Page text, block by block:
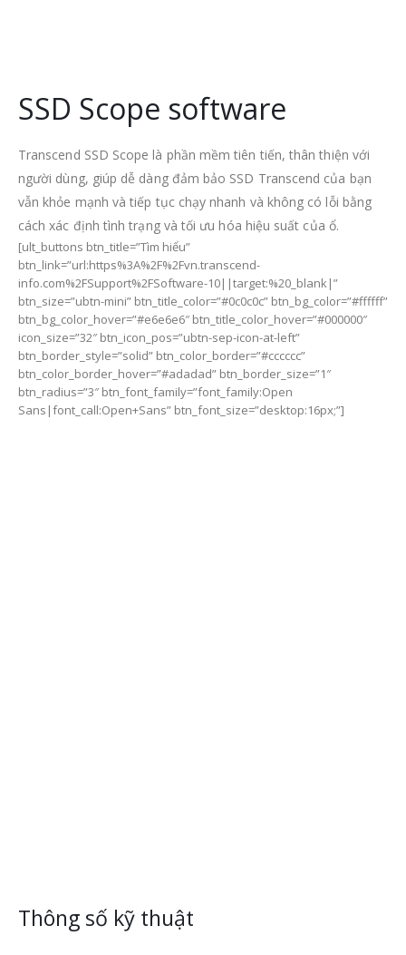
SSD Scope software
Transcend SSD Scope là phần mềm tiên tiến, thân thiện với
người dùng, giúp dễ dàng đảm bảo SSD Transcend của bạn
vẫn khỏe mạnh và tiếp tục chạy nhanh và không có lỗi bằng
cách xác định tình trạng và tối ưu hóa hiệu suất của ổ.
[ult_buttons btn_title=”Tìm hiểu”
btn_link=”url:https%3A%2F%2Fvn.transcend-
info.com%2FSupport%2FSoftware-10||target:%20_blank|”
btn_size=”ubtn-mini” btn_title_color=”#0c0c0c” btn_bg_color=”#ffffff”
btn_bg_color_hover=”#e6e6e6″ btn_title_color_hover=”#000000″
icon_size=”32″ btn_icon_pos=”ubtn-sep-icon-at-left”
btn_border_style=”solid” btn_color_border=”#cccccc”
btn_color_border_hover=”#adadad” btn_border_size=”1″
btn_radius=”3″ btn_font_family=”font_family:Open
Sans|font_call:Open+Sans” btn_font_size=”desktop:16px;”]
Thông số kỹ thuật